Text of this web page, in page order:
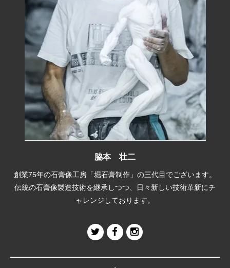
脇本 壮二
創業75年の石膏像工房「堀石膏制作」の三代目でございます。
伝統の石膏像製造技術を継承しつつ、日々新しい技術革新にチ
ャレンジしております。